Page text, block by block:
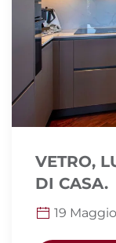
VETRO,
DI CASA.
19